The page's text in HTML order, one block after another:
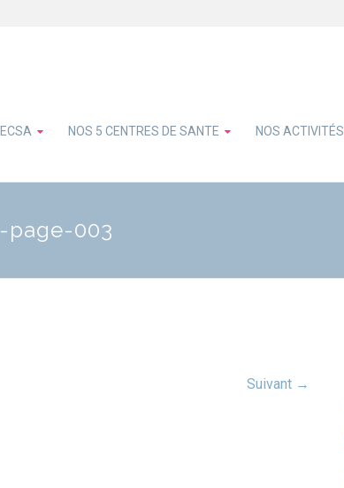
NOS 5 CENTRES DE SANTE NOS ACTIVITÉS
page-003
Suivant →